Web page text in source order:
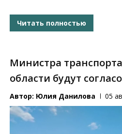
Читать полностью
Министра
области будут
Автор: Юлия Данилова 05